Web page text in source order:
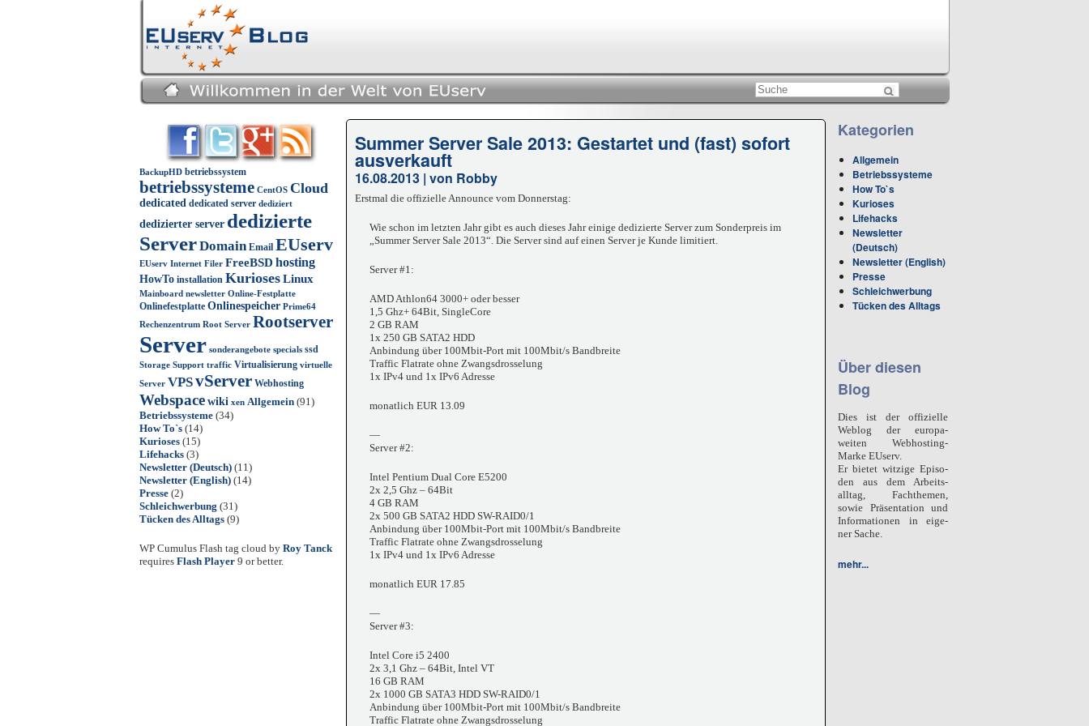
BackupHD betriebssystem
betriebssysteme CentOS Cloud
dedicated dedicated server dediziert
dedizierter server dedizierte
ServerDomain Email EUserv
EUserv Internet Filer FreeBSD hosting
HowTo installation KuriosesLinux
Mainboard newsletter Online-Festplatte
Onlinefestplatte Onlinespeicher Prime64
Rechenzentrum Root Server Rootserver
Server sonderangebote specials ssd
Storage Support traffic Virtualisierung virtuelle
Server VPSvServer Webhosting
Webspace wiki xen Allgemein (91)
Betriebssysteme (34)
How To`s (14)
Kurioses (15)
Lifehacks (3)
Newsletter (Deutsch) (11)
Newsletter (English) (14)
Presse (2)
Schleichwerbung (31)
Tücken des Alltags (9)
WP Cumulus Flash tag cloud by Roy Tanck
requires Flash Player 9 or better.
Summer Server Sale 2013: Gestartet und (fast) sofort
ausverkauft
16.08.2013 | von Robby
Erstmal die offizielle Announce vom Donnerstag:
Wie schon im letzten Jahr gibt es auch dieses Jahr einige dedizierte Server zum Sonderpreis im
„Summer Server Sale 2013“. Die Server sind auf einen Server je Kunde limitiert.
Server #1:
AMD Athlon64 3000+ oder besser
1,5 Ghz+ 64Bit, SingleCore
2 GB RAM
1x 250 GB SATA2 HDD
Anbindung über 100Mbit-Port mit 100Mbit/s Bandbreite
Traffic Flatrate ohne Zwangsdrosselung
1x IPv4 und 1x IPv6 Adresse
monatlich EUR 13.09
—
Server #2:
Intel Pentium Dual Core E5200
2x 2,5 Ghz – 64Bit
4 GB RAM
2x 500 GB SATA2 HDD SW-RAID0/1
Anbindung über 100Mbit-Port mit 100Mbit/s Bandbreite
Traffic Flatrate ohne Zwangsdrosselung
1x IPv4 und 1x IPv6 Adresse
monatlich EUR 17.85
—
Server #3:
Intel Core i5 2400
2x 3,1 Ghz – 64Bit, Intel VT
16 GB RAM
2x 1000 GB SATA3 HDD SW-RAID0/1
Anbindung über 100Mbit-Port mit 100Mbit/s Bandbreite
Traffic Flatrate ohne Zwangsdrosselung
Kategorien
Allgemein
Betriebssysteme
How To`s
Kurioses
Lifehacks
Newsletter
(Deutsch)
Newsletter (English)
Presse
Schleichwerbung
Tücken des Alltags
Über diesen
Blog
Dies ist der offizielle
Weblog der europa-
weiten Webhosting-
Marke EUserv.
Er bietet witzige Episo-
den aus dem Arbeits-
alltag, Fachthemen,
sowie Präsentation und
Informationen in eige-
ner Sache.
mehr...